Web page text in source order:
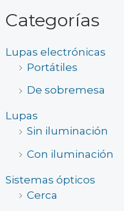
Categorías
Lupas electrónicas
Portátiles
De sobremesa
Lupas
Sin iluminación
Con iluminación
Sistemas ópticos
Cerca